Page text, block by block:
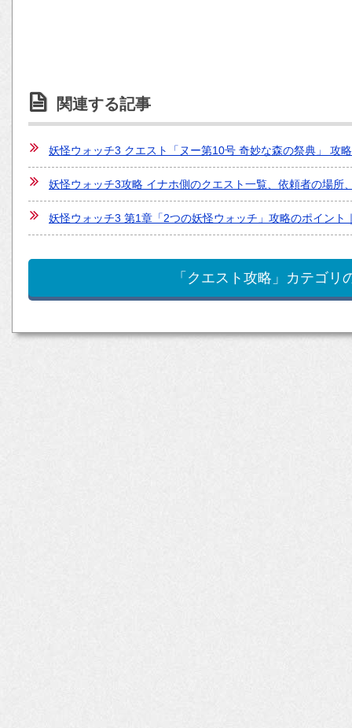
関連する記事
妖怪ウォッチ3 クエスト「ヌー第10号 奇妙な森の祭典」 攻
妖怪ウォッチ3攻略 イナホ側のクエスト一覧、依頼者の場所
妖怪ウォッチ3 第1章「2つの妖怪ウォッチ」攻略のポイント
「クエスト攻略」カテゴリ